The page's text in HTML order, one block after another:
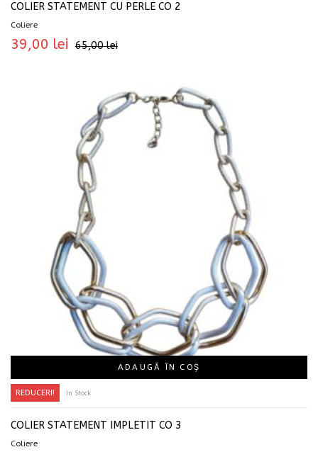
COLIER STATEMENT CU PERLE CO 2
Coliere
65,00lei
39,00 lei
ADAUGĂ ÎN COȘ
REDUCERI! In Stock
COLIER STATEMENT IMPLETIT CO 3
Coliere